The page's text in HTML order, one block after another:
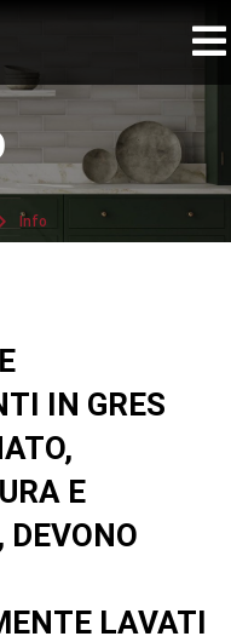
Info
IN GRES
E
DEVONO
LAVATI